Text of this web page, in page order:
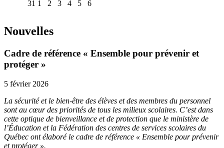
31 1 2 3 4 5 6
Nouvelles
Cadre de référence « Ensemble pour prévenir et
protéger »
5 février 2026
La sécurité et le bien-être des élèves et des membres du personnel
sont au cœur des priorités de tous les milieux scolaires. C’est dans
cette optique de bienveillance et de protection que le ministère de
l’Éducation et la Fédération des centres de services scolaires du
Québec ont élaboré le cadre de référence « Ensemble pour prévenir
et protéger ».